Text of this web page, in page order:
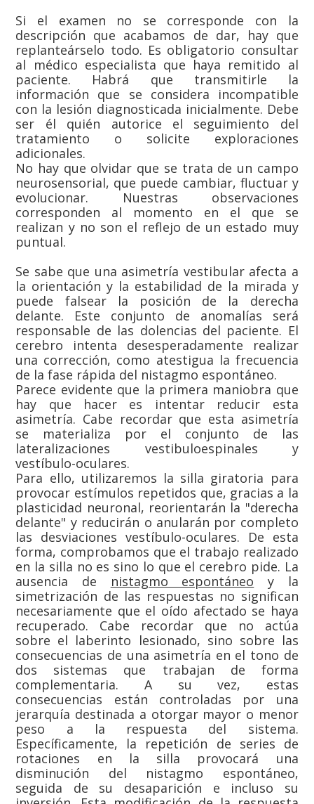
Si el examen no se corresponde con la
descripción que acabamos de dar, hay que
replanteárselo todo. Es obligatorio consultar
al médico especialista que haya remitido al
paciente. Habrá que transmitirle la
información que se considera incompatible
con la lesión diagnosticada inicialmente. Debe
ser él quién autorice el seguimiento del
tratamiento o solicite exploraciones
adicionales.
No hay que olvidar que se trata de un campo
neurosensorial, que puede cambiar, fluctuar y
evolucionar. Nuestras observaciones
corresponden al momento en el que se
realizan y no son el reflejo de un estado muy
puntual.
Se sabe que una asimetría vestibular afecta a
la orientación y la estabilidad de la mirada y
puede falsear la posición de la derecha
delante. Este conjunto de anomalías será
responsable de las dolencias del paciente. El
cerebro intenta desesperadamente realizar
una corrección, como atestigua la frecuencia
de la fase rápida del nistagmo espontáneo.
Parece evidente que la primera maniobra que
hay que hacer es intentar reducir esta
asimetría. Cabe recordar que esta asimetría
se materializa por el conjunto de las
lateralizaciones vestibuloespinales y
vestíbulo-oculares.
Para ello, utilizaremos la silla giratoria para
provocar estímulos repetidos que, gracias a la
plasticidad neuronal, reorientarán la "derecha
delante" y reducirán o anularán por completo
las desviaciones vestíbulo-oculares. De esta
forma, comprobamos que el trabajo realizado
en la silla no es sino lo que el cerebro pide. La
ausencia de nistagmo espontáneo y la
simetrización de las respuestas no significan
necesariamente que el oído afectado se haya
recuperado. Cabe recordar que no actúa
sobre el laberinto lesionado, sino sobre las
consecuencias de una asimetría en el tono de
dos sistemas que trabajan de forma
complementaria. A su vez, estas
consecuencias están controladas por una
jerarquía destinada a otorgar mayor o menor
peso a la respuesta del sistema.
Específicamente, la repetición de series de
rotaciones en la silla provocará una
disminución del nistagmo espontáneo,
seguida de su desaparición e incluso su